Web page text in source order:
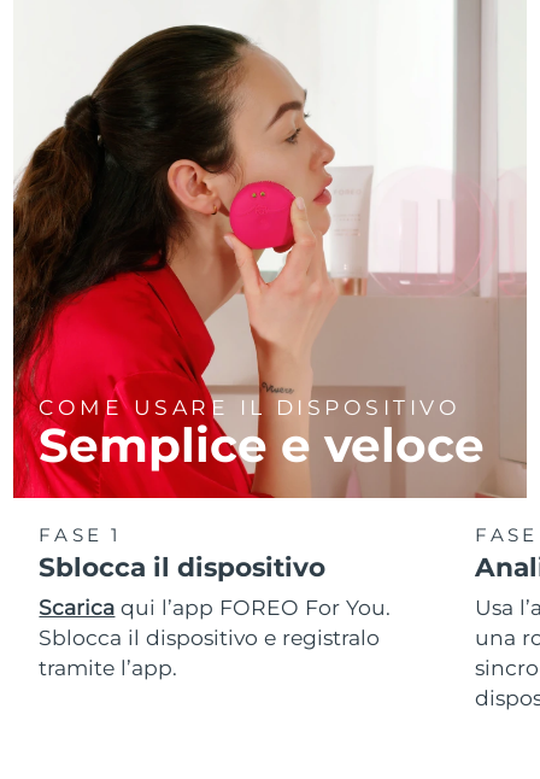
COME USARE IL DISPOSITIVO
Semplice e veloce
FASE 1
Sblocca il dispositivo
Scarica qui l’app FOREO For You.
Sblocca il dispositivo e registralo
tramite l’app.
Usa
una